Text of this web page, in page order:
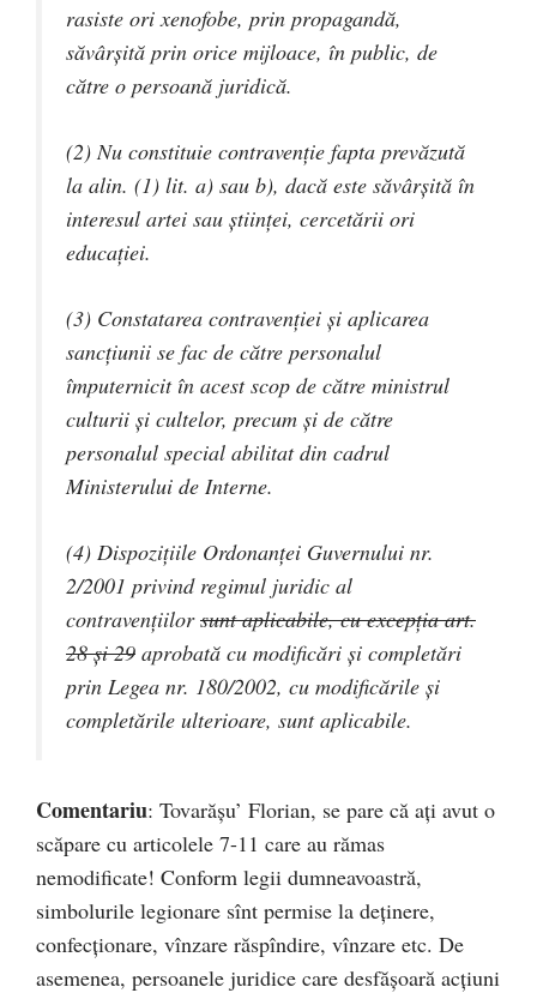
rasiste ori xenofobe, prin propagandă,
săvârşită prin orice mijloace, în public, de
către o persoană juridică.
(2) Nu constituie contravenţie fapta prevăzută
la alin. (1) lit. a) sau b), dacă este săvârşită în
interesul artei sau ştiinţei, cercetării ori
educaţiei.
(3) Constatarea contravenţiei şi aplicarea
sancţiunii se fac de către personalul
împuternicit în acest scop de către ministrul
culturii şi cultelor, precum şi de către
personalul special abilitat din cadrul
Ministerului de Interne.
(4) Dispoziţiile Ordonanţei Guvernului nr.
2/2001 privind regimul juridic al
contravenţiilorsunt aplicabile, cu excepţia art.
28 şi 29 aprobată cu modificări şi completări
prin Legea nr. 180/2002, cu modificările şi
completările ulterioare, sunt aplicabile.
Comentariu: Tovarășu’ Florian, se pare că ați avut o
scăpare cu articolele 7-11 care au rămas
nemodificate! Conform legii dumneavoastră,
simbolurile legionare sînt permise la deținere,
confecționare, vînzare răspîndire, vînzare etc. De
asemenea, persoanele juridice care desfășoară acțiuni